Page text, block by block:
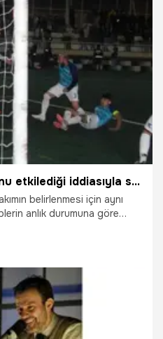
Kocaeli’de maç sonucunu etkilediği iddiasıyla soruşturulan 4 takım için geri sayım başladı
belirlenmesi için aynı
anlık durumuna göre
perşembe günü
dinleyecek ve